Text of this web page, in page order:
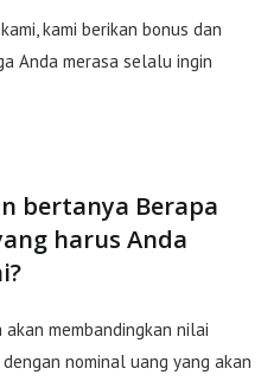
kami berikan bonus dan
Anda merasa selalu ingin
bertanya Berapa
harus Anda
membandingkan nilai
nominal uang yang akan